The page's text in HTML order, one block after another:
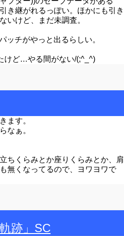
き継がれるっぽい。ほかにも引き
いけど、まだ未調査。
ッチがやっと出るらしい。
けど…やる間がない/(;^_^)
ます。
なぁ。
ちくらみとか座りくらみとか、肩
無くなってるので、ヨワヨワで
跡」SC